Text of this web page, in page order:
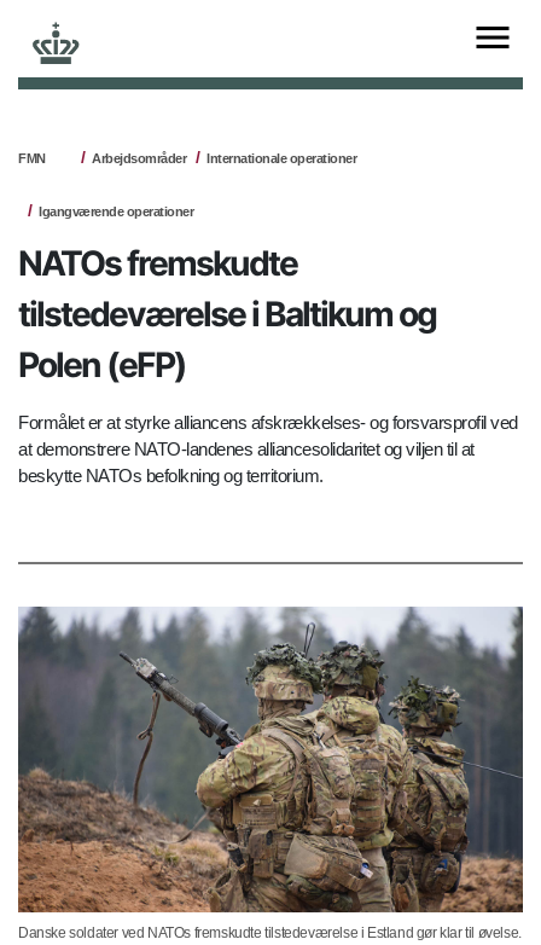
FMN Arbejdsområder Internationale operationer
Igangværende operationer
NATOs fremskudte
tilstedeværelse i Baltikum og
Polen (eFP)
Formålet er at styrke alliancens afskrækkelses- og forsvarsprofil ved
at demonstrere NATO-landenes alliancesolidaritet og viljen til at
beskytte NATOs befolkning og territorium.
Danske soldater ved NATOs fremskudte tilstedeværelse i Estland gør klar til øvelse.